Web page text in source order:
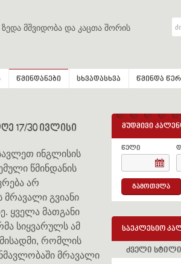
მშვიდობა და კაცთა შორის
წმინდანები სხვადასხვა წმინდა
17/30 ივლისი
ინგლისის
წმინდანის
არ
მრავალი გვიანი
ყველა მათგანი
სიყვარულს ამ
რომლის
მრავალი
მუდმივი
წელი
გამოთვლა
საეკლესიო
ძველი